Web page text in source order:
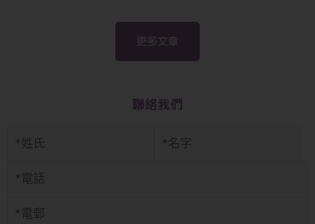
更多文章
聯絡我們